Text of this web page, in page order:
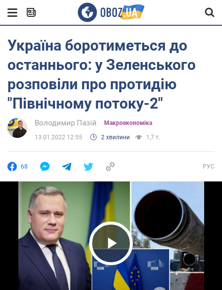
Україна боротиметься до
останнього: у Зеленського
розповіли про протидію
"Північному потоку-2"
Володимир Пазій Mакроекономіка
13.01.2022 12:55 2 хвилини 1,7 т.
68 РУС
Play Video